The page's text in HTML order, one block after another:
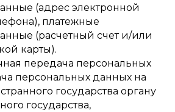
(адрес электронной
платежные
(расчетный счет и/или
карты).
передача персональных
персональных данных на
государства органу
государства,